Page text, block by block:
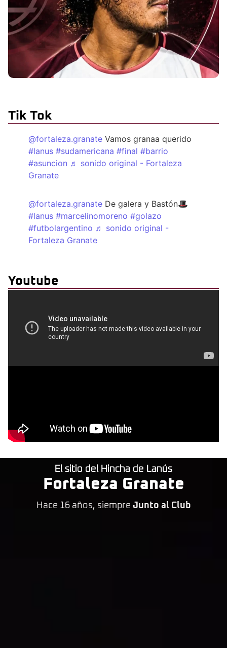
Tik Tok
@fortaleza.granate Vamos granaa querido
#lanus #sudamericana #final #barrio
#asuncion ♬ sonido original - Fortaleza
Granate
@fortaleza.granate De galera y Bastón🎩
#lanus #marcelinomoreno #golazo
#futbolargentino ♬ sonido original -
Fortaleza Granate
Youtube
El sitio del Hincha de Lanús
Fortaleza Granate
Hace 16 años, siempre Junto al Club